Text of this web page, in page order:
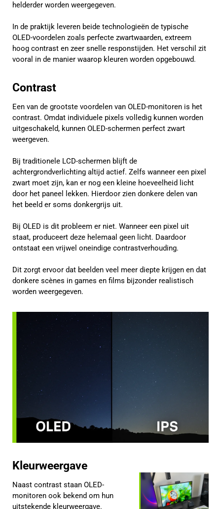
helderder worden weergegeven.
In de praktijk leveren beide technologieën de typische
OLED-voordelen zoals perfecte zwartwaarden, extreem
hoog contrast en zeer snelle responstijden. Het verschil zit
vooral in de manier waarop kleuren worden opgebouwd.
Contrast
Een van de grootste voordelen van OLED-monitoren is het
contrast. Omdat individuele pixels volledig kunnen worden
uitgeschakeld, kunnen OLED-schermen perfect zwart
weergeven.
Bij traditionele LCD-schermen blijft de
achtergrondverlichting altijd actief. Zelfs wanneer een pixel
zwart moet zijn, kan er nog een kleine hoeveelheid licht
door het paneel lekken. Hierdoor zien donkere delen van
het beeld er soms donkergrijs uit.
Bij OLED is dit probleem er niet. Wanneer een pixel uit
staat, produceert deze helemaal geen licht. Daardoor
ontstaat een vrijwel oneindige contrastverhouding.
Dit zorgt ervoor dat beelden veel meer diepte krijgen en dat
donkere scènes in games en films bijzonder realistisch
worden weergegeven.
Kleurweergave
Naast contrast staan OLED-
monitoren ook bekend om hun
uitstekende kleurweergave.